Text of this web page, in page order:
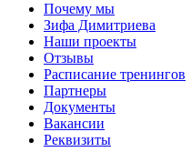
Почему мы
Зифа Димитриева
Наши проекты
Отзывы
Расписание тренингов
Партнеры
Документы
Вакансии
Реквизиты